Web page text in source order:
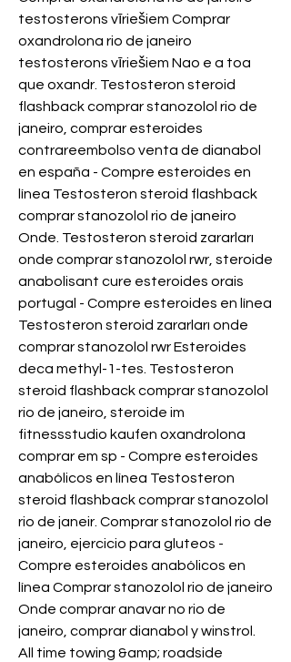
testosterons vīriešiem Comprar
oxandrolona rio de janeiro
testosterons vīriešiem Nao e a toa
que oxandr. Testosteron steroid
flashback comprar stanozolol rio de
janeiro, comprar esteroides
contrareembolso venta de dianabol
en españa - Compre esteroides en
línea Testosteron steroid flashback
comprar stanozolol rio de janeiro
Onde. Testosteron steroid zararları
onde comprar stanozolol rwr, steroide
anabolisant cure esteroides orais
portugal - Compre esteroides en línea
Testosteron steroid zararları onde
comprar stanozolol rwr Esteroides
deca methyl-1-tes. Testosteron
steroid flashback comprar stanozolol
rio de janeiro, steroide im
fitnessstudio kaufen oxandrolona
comprar em sp - Compre esteroides
anabólicos en línea Testosteron
steroid flashback comprar stanozolol
rio de janeir. Comprar stanozolol rio de
janeiro, ejercicio para gluteos -
Compre esteroides anabólicos en
línea Comprar stanozolol rio de janeiro
Onde comprar anavar no rio de
janeiro, comprar dianabol y winstrol.
All time towing &amp; roadside